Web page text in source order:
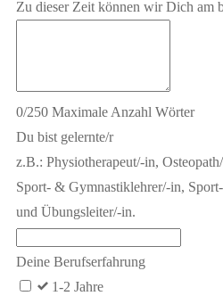
Zu dieser Zeit können wir Dich am
0/250 Maximale Anzahl Wörter
Du bist gelernte/r
z.B.: Physiotherapeut/-in,
Sport- & Gymnastiklehrer/-in,
und Übungsleiter/-in.
Deine Berufserfahrung
1-2 Jahre